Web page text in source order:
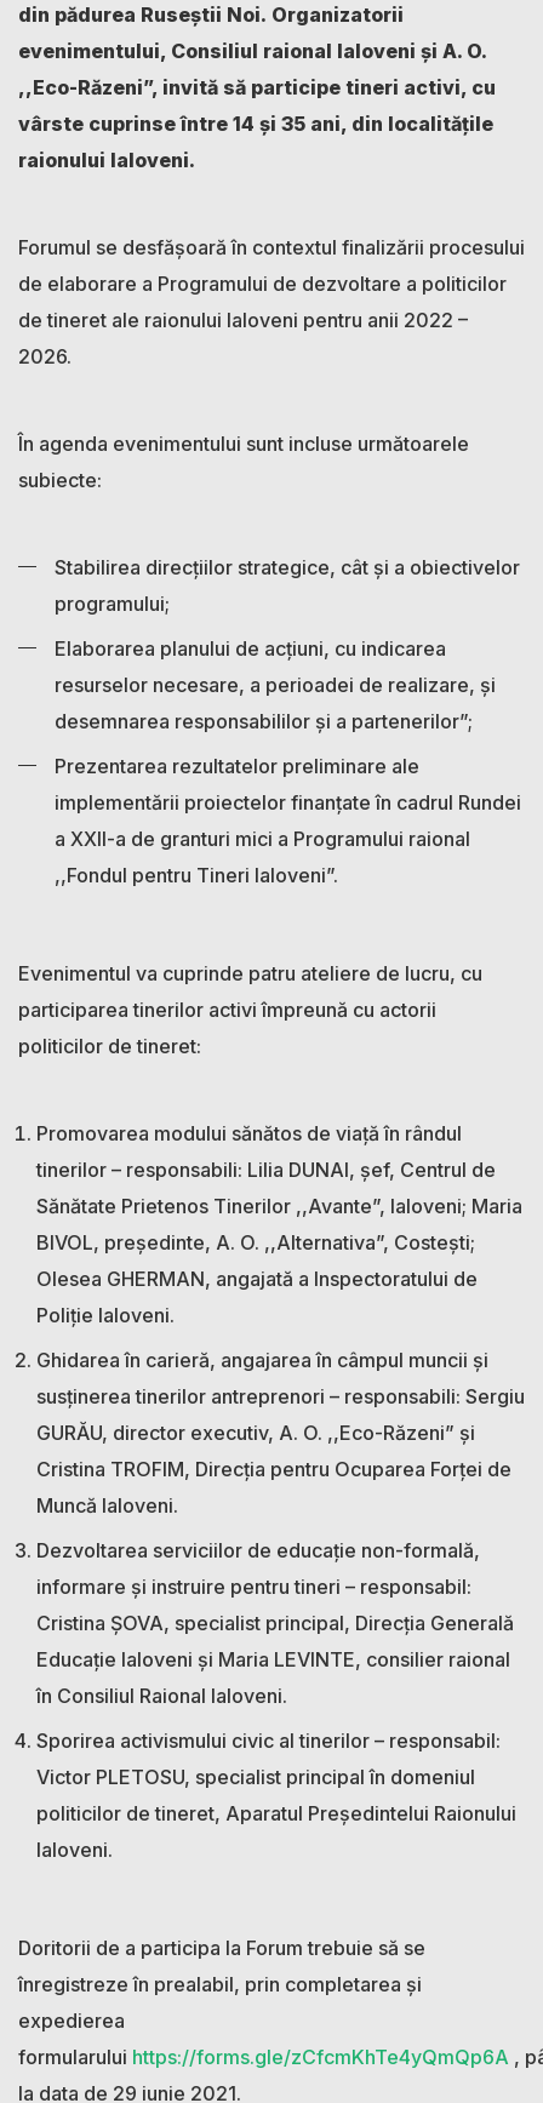
din pădurea Ruseștii Noi. Organizatorii
evenimentului, Consiliul raional Ialoveni și A. O.
,,Eco-Răzeni”, invită să participe tineri activi, cu
vârste cuprinse între 14 și 35 ani, din localitățile
raionului Ialoveni.
Forumul se desfășoară în contextul finalizării procesului
de elaborare a Programului de dezvoltare a politicilor
de tineret ale raionului Ialoveni pentru anii 2022 –
2026.
În agenda evenimentului sunt incluse următoarele
subiecte:
Stabilirea direcțiilor strategice, cât și a obiectivelor
programului;
Elaborarea planului de acțiuni, cu indicarea
resurselor necesare, a perioadei de realizare, și
desemnarea responsabililor și a partenerilor”;
Prezentarea rezultatelor preliminare ale
implementării proiectelor finanțate în cadrul Rundei
a XXII-a de granturi mici a Programului raional
,,Fondul pentru Tineri Ialoveni”.
Evenimentul va cuprinde patru ateliere de lucru, cu
participarea tinerilor activi împreună cu actorii
politicilor de tineret:
Promovarea modului sănătos de viață în rândul
tinerilor – responsabili: Lilia DUNAI, șef, Centrul de
Sănătate Prietenos Tinerilor ,,Avante”, Ialoveni; Maria
BIVOL, președinte, A. O. ,,Alternativa”, Costești;
Olesea GHERMAN, angajată a Inspectoratului de
Poliție Ialoveni.
Ghidarea în carieră, angajarea în câmpul muncii și
susținerea tinerilor antreprenori – responsabili: Sergiu
GURĂU, director executiv, A. O. ,,Eco-Răzeni” și
Cristina TROFIM, Direcția pentru Ocuparea Forței de
Muncă Ialoveni.
Dezvoltarea serviciilor de educație non-formală,
informare și instruire pentru tineri – responsabil:
Cristina ȘOVA, specialist principal, Direcția Generală
Educație Ialoveni și Maria LEVINTE, consilier raional
în Consiliul Raional Ialoveni.
Sporirea activismului civic al tinerilor – responsabil:
Victor PLETOSU, specialist principal în domeniul
politicilor de tineret, Aparatul Președintelui Raionului
Ialoveni.
Doritorii de a participa la Forum trebuie să se
înregistreze în prealabil, prin completarea și
expedierea
formularului https://forms.gle/zCfcmKhTe4yQmQp6A ,
la data de 29 iunie 2021.